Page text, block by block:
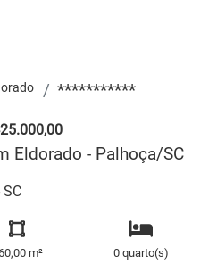
***********
Eldorado - Palhoça/SC
m² 0 quarto(s)